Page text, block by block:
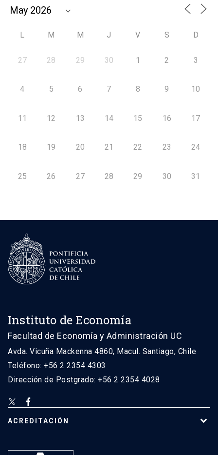
L M M J V S D
27 28 29 30 1 2 3
4 5 6 7 8 9 10
11 12 13 14 15 16 17
18 19 20 21 22 23 24
25 26 27 28 29 30 31
Instituto de Economía
Facultad de Economía y Administración UC
Avda. Vicuña Mackenna 4860, Macul. Santiago, Chile
Teléfono: +56 2 2354 4303
Dirección de Postgrado: +56 2 2354 4028
ACREDITACIÓN